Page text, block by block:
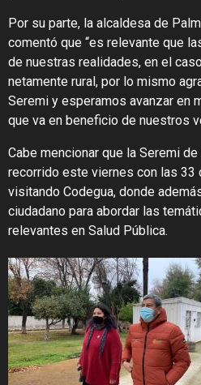
Por su parte, la alcaldesa de
comentó que “es relevante que
de nuestras realidades, en el
netamente rural, por lo mismo
Seremi y esperamos avanzar en
que va en beneficio de nuestros
Cabe mencionar que la Seremi
recorrido este viernes con las 33
visitando Codegua, donde
ciudadano para abordar las
relevantes en Salud Pública.